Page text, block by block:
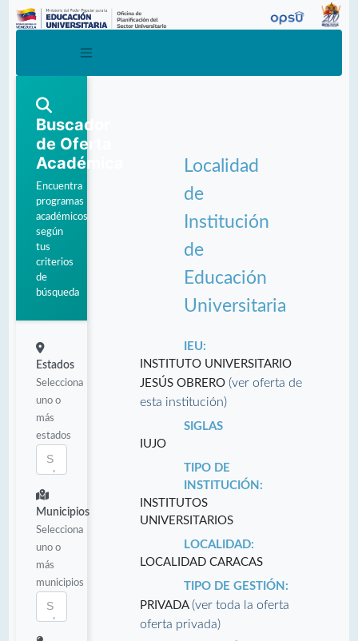
Buscador
de Oferta
Académica
Encuentra
programas
académicos
según
tus
criterios
de
búsqueda
Estados
Selecciona
uno o
más
estados
Municipios
Selecciona
uno o
más
municipios
Localidad
de
Institución
de
Educación
Universitaria
IEU:
INSTITUTO UNIVERSITARIO
JESÚS OBRERO (ver oferta de
esta institución)
SIGLAS
IUJO
TIPO DE
INSTITUCIÓN:
INSTITUTOS
UNIVERSITARIOS
LOCALIDAD:
LOCALIDAD CARACAS
TIPO DE GESTIÓN:
PRIVADA (ver toda la oferta
oferta privada)